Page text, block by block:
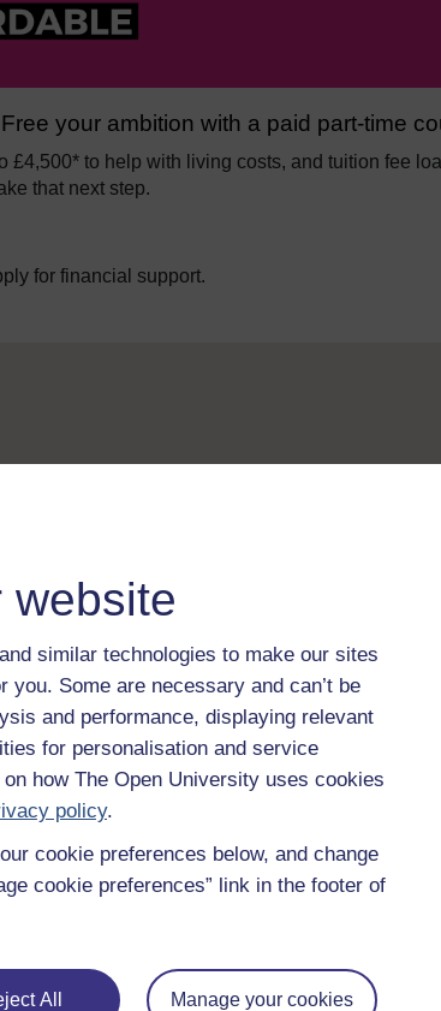
website
similar technologies to make our sites
Some are necessary and can’t be
and performance, displaying relevant
for personalisation and service
how The Open University uses cookies
policy.
cookie preferences below, and change
cookie preferences” link in the footer of
All Manage your cookies
your ambition with a paid part-time
£4,500* to help with living costs, and tuition fee
that next step.
for financial support.